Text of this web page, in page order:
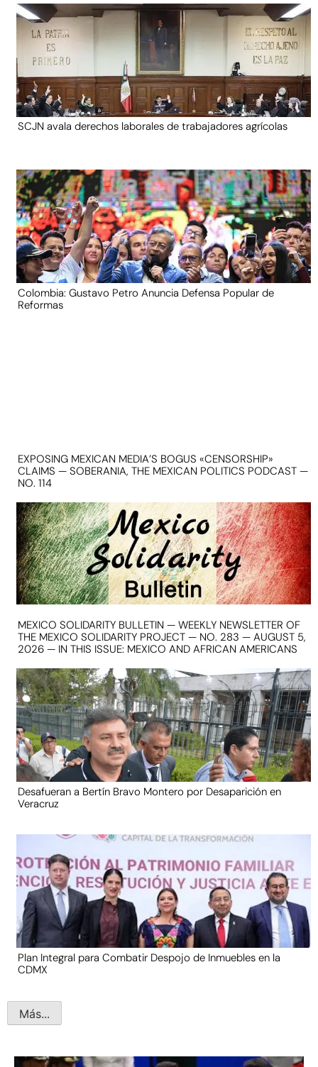
SCJN avala derechos laborales de trabajadores agrícolas
Colombia: Gustavo Petro Anuncia Defensa Popular de
Reformas
EXPOSING MEXICAN MEDIA’S BOGUS «CENSORSHIP»
CLAIMS — SOBERANIA, THE MEXICAN POLITICS PODCAST —
NO. 114
MEXICO SOLIDARITY BULLETIN — WEEKLY NEWSLETTER OF
THE MEXICO SOLIDARITY PROJECT — NO. 283 — AUGUST 5,
2026 — IN THIS ISSUE: MEXICO AND AFRICAN AMERICANS
Desafueran a Bertín Bravo Montero por Desaparición en
Veracruz
Plan Integral para Combatir Despojo de Inmuebles en la
CDMX
Más...